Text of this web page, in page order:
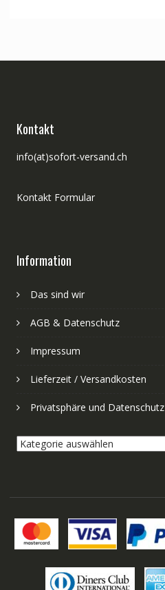
Kontakt
info(at)sofort-versand.ch
Kontakt Formular
Information
Das sind wir
AGB & Datenschutz
Impressum
Lieferzeit / Versandkosten
Privatsphäre und Datenschutz
Kategorie